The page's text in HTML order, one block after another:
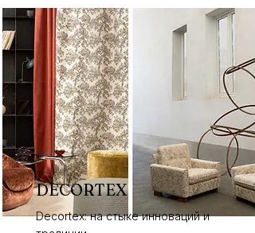
DECORTEX
Decortex: на стыке инноваций и